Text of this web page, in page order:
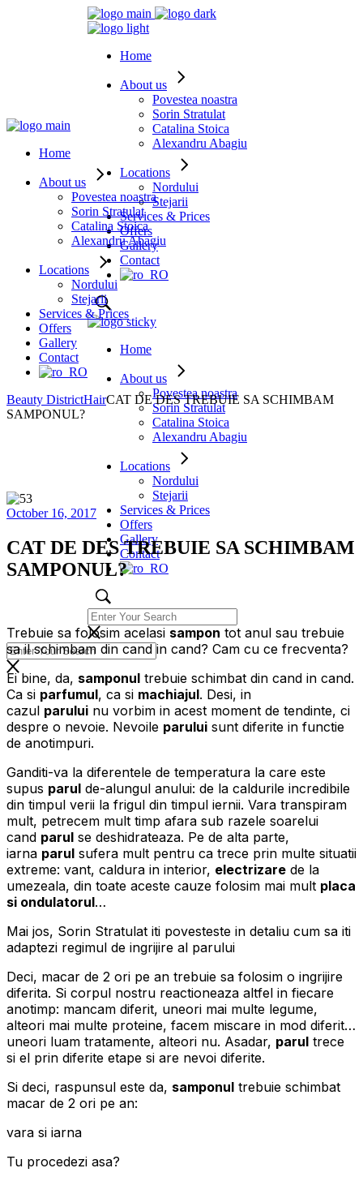
Home
About us
Povestea noastra
Sorin Stratulat
Catalina Stoica
Alexandru Abagiu
Locations
Nordului
Stejarii
Services & Prices
Offers
Gallery
Contact
Home
About us
Povestea noastra
Sorin Stratulat
Catalina Stoica
Alexandru Abagiu
Locations
Nordului
Stejarii
Services & Prices
Offers
Gallery
Contact
Home
About us
Povestea noastra
Sorin Stratulat
Catalina Stoica
Alexandru Abagiu
Locations
Nordului
Stejarii
Services & Prices
Offers
Gallery
Contact
Beauty DistrictHairCAT DE DES TREBUIE SA SCHIMBAM
SAMPONUL?
October 16, 2017
CAT DE DES TREBUIE SA SCHIMBAM
SAMPONUL?
Trebuie sa folosim acelasi sampon tot anul sau trebuie
sa il schimbam din cand in cand? Cam cu ce frecventa?
Ei bine, da, samponul trebuie schimbat din cand in cand.
Ca si parfumul, ca si machiajul. Desi, in
cazul parului nu vorbim in acest moment de tendinte, ci
despre o nevoie. Nevoile parului sunt diferite in functie
de anotimpuri.
Ganditi-va la diferentele de temperatura la care este
supus parul de-alungul anului: de la caldurile incredibile
din timpul verii la frigul din timpul iernii. Vara transpiram
mult, petrecem mult timp afara sub razele soarelui
cand parul se deshidrateaza. Pe de alta parte,
iarna parul sufera mult pentru ca trece prin multe situatii
extreme: vant, caldura in interior, electrizare de la
umezeala, din toate aceste cauze folosim mai mult placa
si ondulatorul…
Mai jos, Sorin Stratulat iti povesteste in detaliu cum sa iti
adaptezi regimul de ingrijire al parului
Deci, macar de 2 ori pe an trebuie sa folosim o ingrijire
diferita. Si corpul nostru reactioneaza altfel in fiecare
anotimp: mancam diferit, uneori mai multe legume,
alteori mai multe proteine, facem miscare in mod diferit…
uneori luam tratamente, alteori nu. Asadar, parul trece
si el prin diferite etape si are nevoi diferite.
Si deci, raspunsul este da, samponul trebuie schimbat
macar de 2 ori pe an:
vara si iarna
Tu procedezi asa?